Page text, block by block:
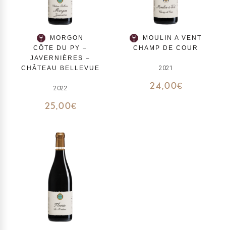
MORGON
CÔTE DU PY –
JAVERNIÈRES –
CHÂTEAU BELLEVUE
2022
25,00€
MOULIN A VENT
CHAMP DE COUR
2021
24,00€